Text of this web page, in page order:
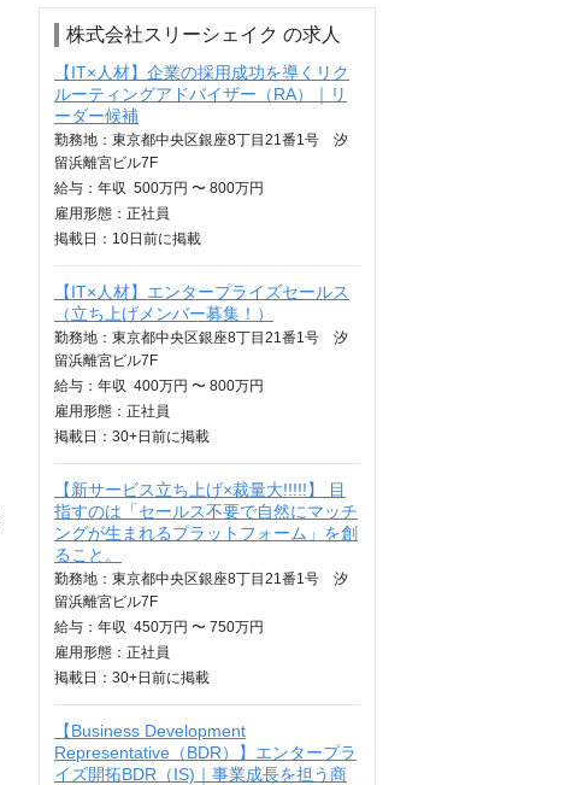
株式会社スリーシェイク の求人
【IT×人材】企業の採用成功を導くリク
ルーティングアドバイザー（RA）｜リ
ーダー候補
勤務地：東京都中央区銀座8丁目21番1号 汐
留浜離宮ビル7F
給与： 年収 500万円 〜 800万円
雇用形態：正社員
掲載日： 10日 前に掲載
【IT×人材】エンタープライズセールス
（立ち上げメンバー募集！）
勤務地：東京都中央区銀座8丁目21番1号 汐
留浜離宮ビル7F
給与： 年収 400万円 〜 800万円
雇用形態：正社員
掲載日： 30+日 前に掲載
【新サービス立ち上げ×裁量大!!!!!】 目
指すのは「セールス不要で自然にマッチ
ングが生まれるプラットフォーム」を創
ること。
勤務地：東京都中央区銀座8丁目21番1号 汐
留浜離宮ビル7F
給与： 年収 450万円 〜 750万円
雇用形態：正社員
掲載日： 30+日 前に掲載
【Business Development
Representative（BDR）】エンタープラ
イズ開拓BDR（IS)｜事業成長を担う商